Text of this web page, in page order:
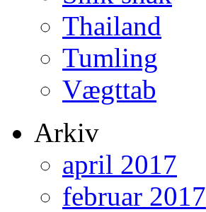
Thailand
Tumling
Vægttab
Arkiv
april 2017
februar 2017